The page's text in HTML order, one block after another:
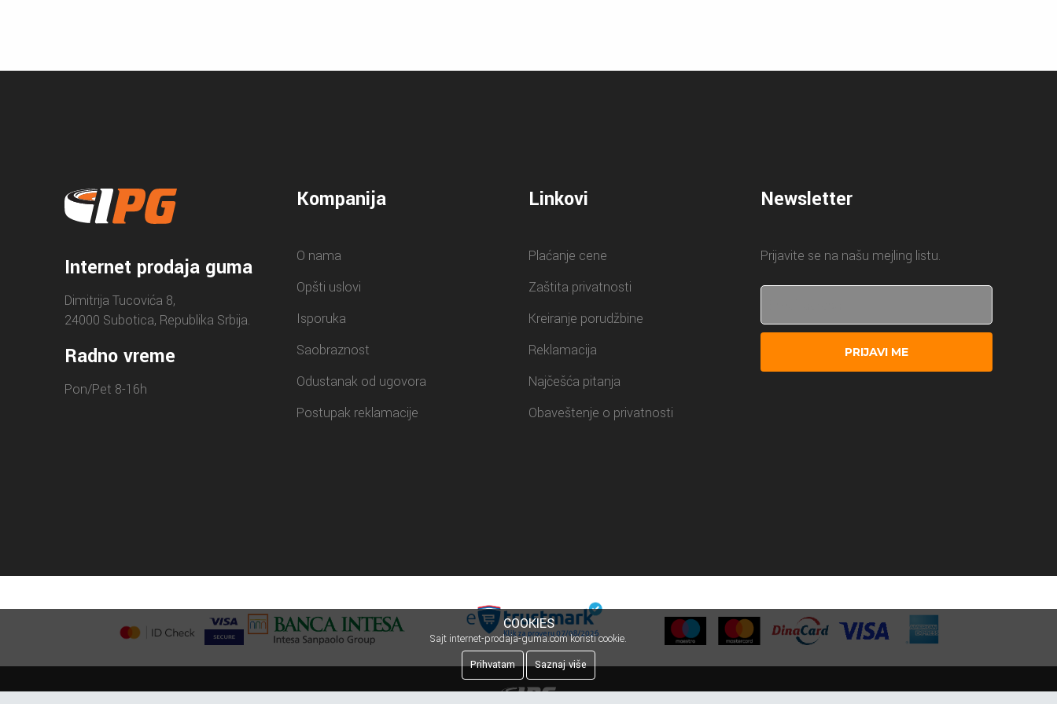
Internet prodaja guma
Dimitrija Tucovića 8,
24000 Subotica, Republika Srbija.
Radno vreme
Pon/Pet 8-16h
Kompanija
O nama
Opšti uslovi
Isporuka
Saobraznost
Odustanak od ugovora
Postupak reklamacije
Linkovi
Plaćanje cene
Zaštita privatnosti
Kreiranje porudžbine
Reklamacija
Najčešća pitanja
Obaveštenje o privatnosti
Newsletter
Prijavite se na našu mejling listu.
PRIJAVI ME
COOKIES
Sajt internet-prodaja-guma.com koristi cookie.
Prihvatam
Saznaj više